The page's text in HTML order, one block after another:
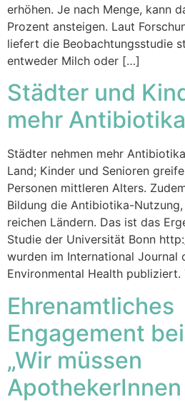
erhöhen. Je nach Menge, kann
Prozent ansteigen. Laut
liefert die Beobachtungsstudie
entweder Milch oder […]
Städter und
mehr Antibiotika
Städter nehmen mehr
Land; Kinder und Senioren
Personen mittleren Alters.
Bildung die Antibiotika-
reichen Ländern. Das ist das
Studie der Universität Bonn
wurden im International Journal
Environmental Health
Ehrenamtliches
Engagement
„Wir müssen